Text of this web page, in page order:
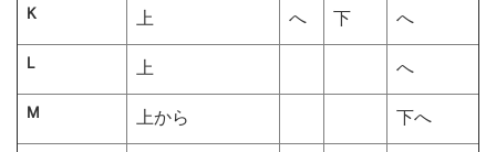
K 上 へ 下 へ
L 上 へ
M 上から 下へ